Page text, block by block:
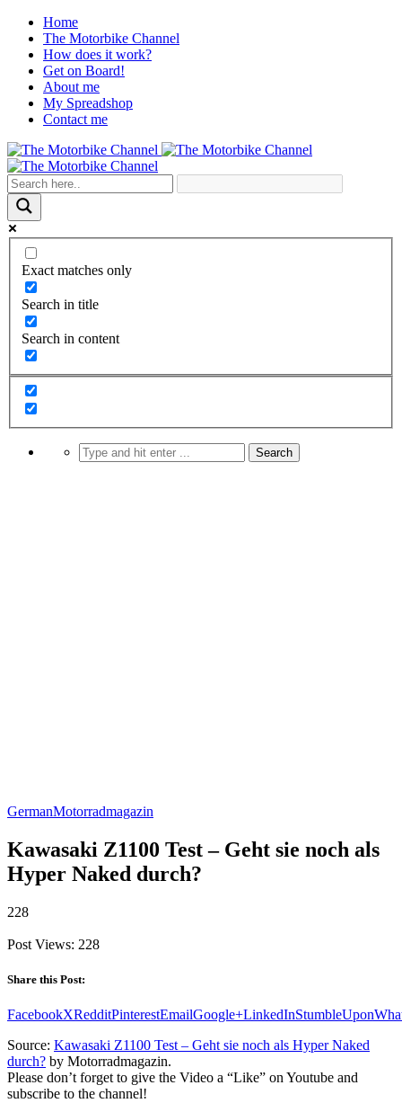
Home
The Motorbike Channel
How does it work?
Get on Board!
About me
My Spreadshop
Contact me
Exact matches only
Search in title
Search in content
GermanMotorradmagazin
Kawasaki Z1100 Test – Geht sie noch als
Hyper Naked durch?
228
Post Views: 228
Share this Post:
FacebookXRedditPinterestEmailGoogle+LinkedInStumbleUpon
Source: Kawasaki Z1100 Test – Geht sie noch als Hyper Naked
durch? by Motorradmagazin.
Please don’t forget to give the Video a “Like” on Youtube and
subscribe to the channel!